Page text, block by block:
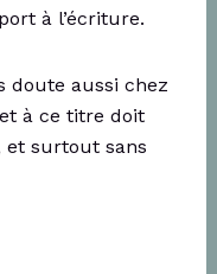
à l’écriture.
doute aussi chez
à ce titre doit
et surtout sans